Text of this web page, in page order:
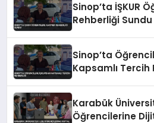
Sinop’ta İŞKUR
Rehberliği Sundu
Sinop’ta
Kapsamlı Tercih
Karabük
Öğrencilerine